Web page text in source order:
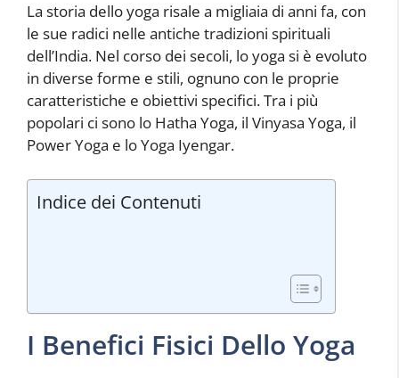
La storia dello yoga risale a migliaia di anni fa, con
le sue radici nelle antiche tradizioni spirituali
dell’India. Nel corso dei secoli, lo yoga si è evoluto
in diverse forme e stili, ognuno con le proprie
caratteristiche e obiettivi specifici. Tra i più
popolari ci sono lo Hatha Yoga, il Vinyasa Yoga, il
Power Yoga e lo Yoga Iyengar.
Indice dei Contenuti
I Benefici Fisici Dello Yoga